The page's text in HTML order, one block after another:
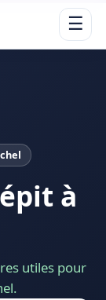
☰
à
utiles pour